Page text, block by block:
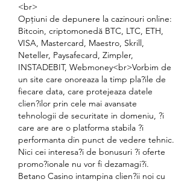
<br>
Opțiuni de depunere la cazinouri online:
Bitcoin, criptomonedă BTC, LTC, ETH,
VISA, Mastercard, Maestro, Skrill,
Neteller, Paysafecard, Zimpler,
INSTADEBIT, Webmoney<br>Vorbim de
un site care onoreaza la timp pla?ile de
fiecare data, care protejeaza datele
clien?ilor prin cele mai avansate
tehnologii de securitate in domeniu, ?i
care are are o platforma stabila ?i
performanta din punct de vedere tehnic.
Nici cei interesa?i de bonusuri ?i oferte
promo?ionale nu vor fi dezamagi?i.
Betano Casino intampina clien?ii noi cu